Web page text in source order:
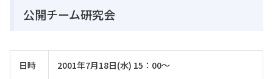
公開チーム研究会
日時 2001年7月18日(水) 15：00～